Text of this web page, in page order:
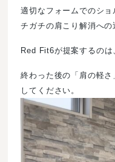
適切なフォームでのシ
チガチの肩こり解消への
Red Fit6が提案するのは
終わった後の「肩の軽
してください。